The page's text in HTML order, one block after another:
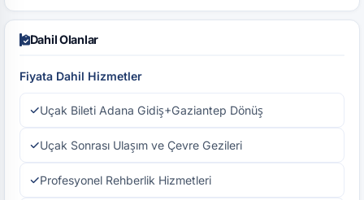
Dahil Olanlar
Fiyata Dahil Hizmetler
Uçak Bileti Adana Gidiş+Gaziantep Dönüş
Uçak Sonrası Ulaşım ve Çevre Gezileri
Profesyonel Rehberlik Hizmetleri